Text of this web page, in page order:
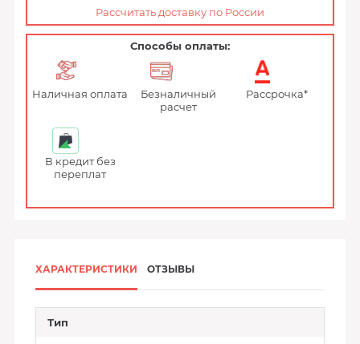
Рассчитать доставку по России
Способы оплаты:
Наличная оплата
Безналичный
расчет
Рассрочка*
В кредит без
переплат
ХАРАКТЕРИСТИКИ ОТЗЫВЫ
Тип